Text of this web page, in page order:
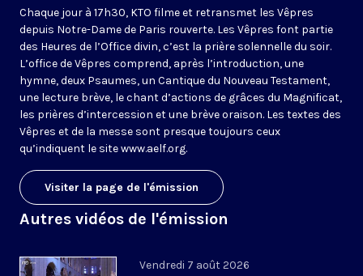
Chaque jour à 17h30, KTO filme et retransmet les Vêpres
depuis Notre-Dame de Paris rouverte. Les Vêpres font partie
des Heures de l’Office divin, c’est la prière solennelle du soir.
L’office de Vêpres comprend, après l’introduction, une
hymne, deux Psaumes, un Cantique du Nouveau Testament,
une lecture brève, le chant d’actions de grâces du Magnificat,
les prières d’intercession et une brève oraison. Les textes des
Vêpres et de la messe sont presque toujours ceux
qu’indiquent le sitewww.aelf.org.
Visiter la page de l'émission
Autres vidéos de l'émission
Vendredi 7 août 2026